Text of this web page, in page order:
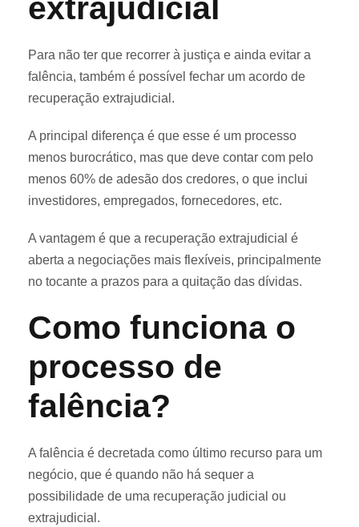
extrajudicial
Para não ter que recorrer à justiça e ainda evitar a
falência, também é possível fechar um acordo de
recuperação extrajudicial.
A principal diferença é que esse é um processo
menos burocrático, mas que deve contar com pelo
menos 60% de adesão dos credores, o que inclui
investidores, empregados, fornecedores, etc.
A vantagem é que a recuperação extrajudicial é
aberta a negociações mais flexíveis, principalmente
no tocante a prazos para a quitação das dívidas.
Como funciona o
processo de
falência?
A falência é decretada como último recurso para um
negócio, que é quando não há sequer a
possibilidade de uma recuperação judicial ou
extrajudicial.